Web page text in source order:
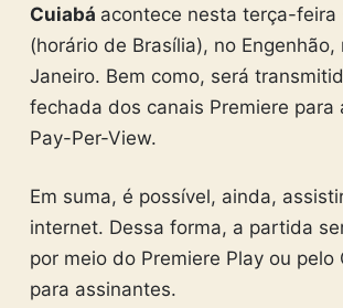
Cuiabá acontece nesta terça-feira
(horário de Brasília), no Engenhão,
Janeiro. Bem como, será
fechada dos canais Premiere para
Pay-Per-View.
Em suma, é possível, ainda,
internet. Dessa forma, a partida
por meio do Premiere Play ou pelo
para assinantes.